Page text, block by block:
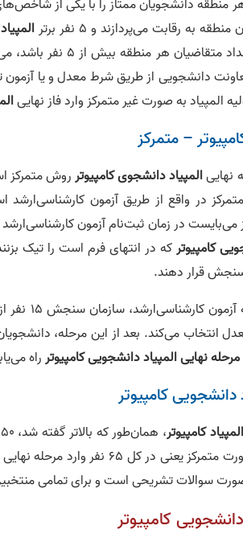
منطقه دانشجویان ممتاز را با یکی از
به رقابت می‌پردازند و 5 نفر برتر
می‌شوند؛ بنابراین
دانشجویی از طریق شرط معدل و یا
– متمرکز
نهاییالمپیاد دانشجوی کامپیوترروش متمرکز
در واقع از طریق آزمون کارشناسی‌ارشد
در زمان ثبت‌نام آزمون
کامپیوترکه در انتهای فرم است را تیک
قرار دهند.
سازمان سنجش 15 نفر از افراد برتر
انتخاب می‌کند. بعد از این مرحله،
مرحله نهایی المپیاد دانشجویی کامپیوترراه
دانشجویی کامپیوتر
کامپیوتر
در کل 65 نفر وارد مرحله نهایی
سوالات تشریحی است و برای تمامی
دانشجویی کامپیوتر